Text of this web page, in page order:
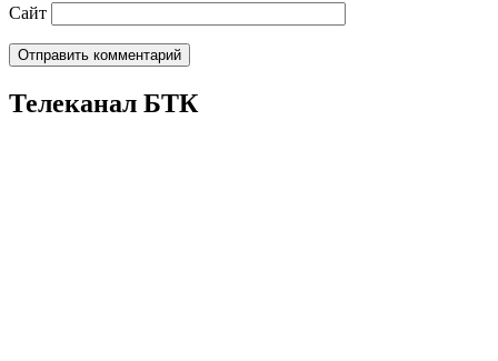
Сайт
Телеканал БТК